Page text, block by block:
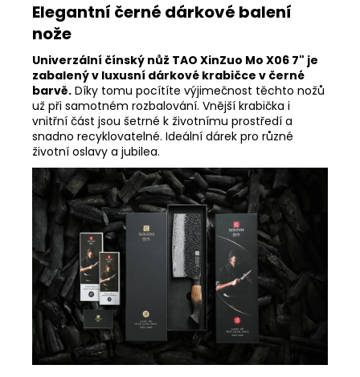
Elegantní černé dárkové balení
nože
Univerzální čínský nůž TAO XinZuo Mo X06 7" je
zabalený v luxusní dárkové krabičce v černé
barvě. Díky tomu pocítíte výjimečnost těchto nožů
už při samotném rozbalování. Vnější krabička i
vnitřní část jsou šetrné k životnímu prostředí a
snadno recyklovatelné. Ideální dárek pro různé
životní oslavy a jubilea.